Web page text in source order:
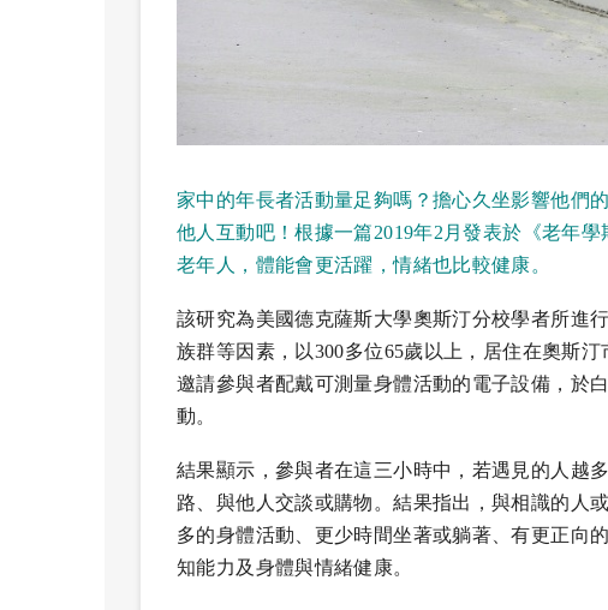
家中的年長者活動量足夠嗎？擔心久坐影響他們
他人互動吧！根據一篇2019年2月發表於《老年
老年人，體能會更活躍，情緒也比較健康。
該研究為美國德克薩斯大學奧斯汀分校學者所進
族群等因素，以300多位65歲以上，居住在奧斯
邀請參與者配戴可測量身體活動的電子設備，於
動。
結果顯示，參與者在這三小時中，若遇見的人越
路、與他人交談或購物。結果指出，與相識的人
多的身體活動、更少時間坐著或躺著、有更正向
知能力及身體與情緒健康。